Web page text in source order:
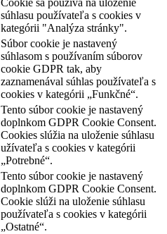
Cookie sa používa na uloženie
súhlasu používateľa s cookies v
kategórii "Analýza stránky".
Súbor cookie je nastavený
súhlasom s používaním súborov
cookie GDPR tak, aby
zaznamenával súhlas používateľa s
cookies v kategórii „Funkčné“.
Tento súbor cookie je nastavený
doplnkom GDPR Cookie Consent.
Cookies slúžia na uloženie súhlasu
užívateľa s cookies v kategórii
„Potrebné“.
Tento súbor cookie je nastavený
doplnkom GDPR Cookie Consent.
Cookie slúži na uloženie súhlasu
používateľa s cookies v kategórii
„Ostatné“.